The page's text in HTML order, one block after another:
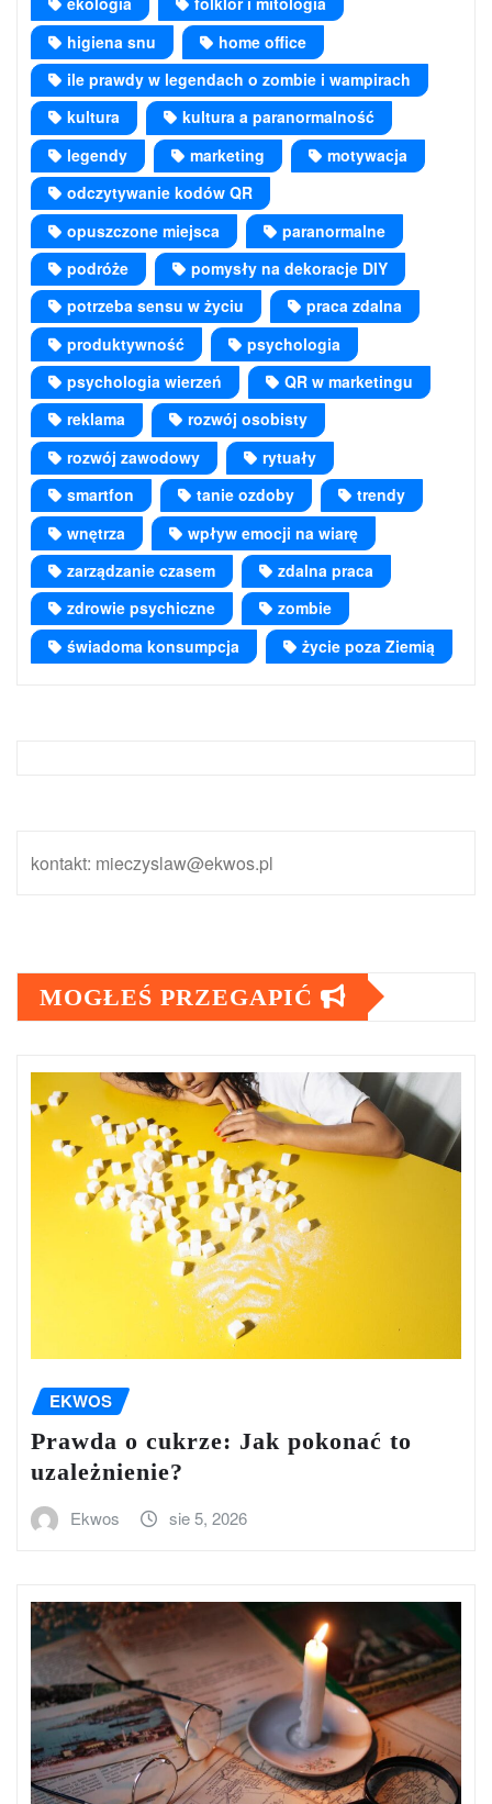
higiena snu
home office
ile prawdy w legendach o zombie i wampirach
kultura
kultura a paranormalność
legendy
marketing
motywacja
odczytywanie kodów QR
opuszczone miejsca
paranormalne
podróże
pomysły na dekoracje DIY
potrzeba sensu w życiu
praca zdalna
produktywność
psychologia
psychologia wierzeń
QR w marketingu
reklama
rozwój osobisty
rozwój zawodowy
rytuały
smartfon
tanie ozdoby
trendy
wnętrza
wpływ emocji na wiarę
zarządzanie czasem
zdalna praca
zdrowie psychiczne
zombie
świadoma konsumpcja
życie poza Ziemią
kontakt: mieczyslaw@ekwos.pl
MOGŁEŚ PRZEGAPIĆ
EKWOS
Prawda o cukrze: Jak pokonać to
uzależnienie?
Ekwos sie 5, 2026